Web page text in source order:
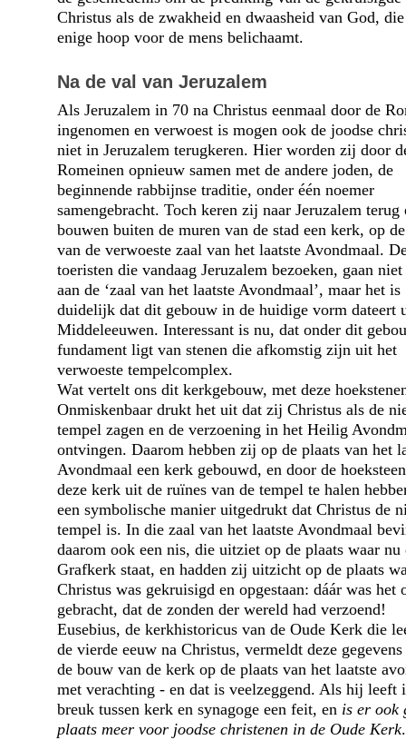
Christus als de zwakheid en dwaasheid van God,
enige hoop voor de mens belichaamt.
Na de val van Jeruzalem
Als Jeruzalem in 70 na Christus eenmaal door de
ingenomen en verwoest is mogen ook de joodse
niet in Jeruzalem terugkeren. Hier worden zij door
Romeinen opnieuw samen met de andere joden, de
beginnende rabbijnse traditie, onder één noemer
samengebracht. Toch keren zij naar Jeruzalem terug
bouwen buiten de muren van de stad een kerk, op
van de verwoeste zaal van het laatste Avondmaal.
toeristen die vandaag Jeruzalem bezoeken, gaan
aan de ‘zaal van het laatste Avondmaal’, maar het is
duidelijk dat dit gebouw in de huidige vorm dateert
Middeleeuwen. Interessant is nu, dat onder dit
fundament ligt van stenen die afkomstig zijn uit het
verwoeste tempelcomplex.
Wat vertelt ons dit kerkgebouw, met deze
Onmiskenbaar drukt het uit dat zij Christus als de
tempel zagen en de verzoening in het Heilig
ontvingen. Daarom hebben zij op de plaats van het
Avondmaal een kerk gebouwd, en door de
deze kerk uit de ruïnes van de tempel te halen
een symbolische manier uitgedrukt dat Christus de
tempel is. In die zaal van het laatste Avondmaal
daarom ook een nis, die uitziet op de plaats waar nu
Grafkerk staat, en hadden zij uitzicht op de plaats
Christus was gekruisigd en opgestaan: dáár was het
gebracht, dat de zonden der wereld had verzoend!
Eusebius, de kerkhistoricus van de Oude Kerk die
de vierde eeuw na Christus, vermeldt deze
de bouw van de kerk op de plaats van het laatste
met verachting - en dat is veelzeggend. Als hij leeft
breuk tussen kerk en synagoge een feit, en is er ook
plaats meer voor joodse christenen in de Oude Kerk.